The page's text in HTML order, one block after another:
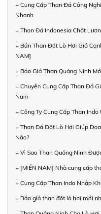
+ Cung Cấp Than Đá Công
Nhanh
+ Than Đá Indonesia Chất
+ Bán Than Đốt Lò Hơi Giá
NAM]
+ Báo Giá Than Quảng Ninh
+ Chuyên Cung Cấp Than Đá
Nam
+ Công Ty Cung Cấp Than
+ Than Đá Đốt Lò Hơi Giúp
Nào?
+ Vì Sao Than Quảng Ninh
+ [MIỀN NAM] Nhà cung cấp
+ Cung Cấp Than Indo Nhập
+ Báo giá than đốt lò hơi mới